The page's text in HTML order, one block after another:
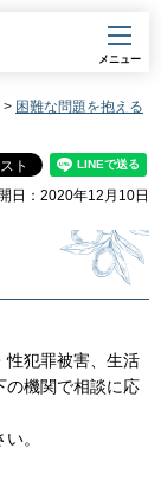
メニュー
> 困難な問題を抱える
日：2020年12月10日
性犯罪被害、生活
の機関で相談に応
。